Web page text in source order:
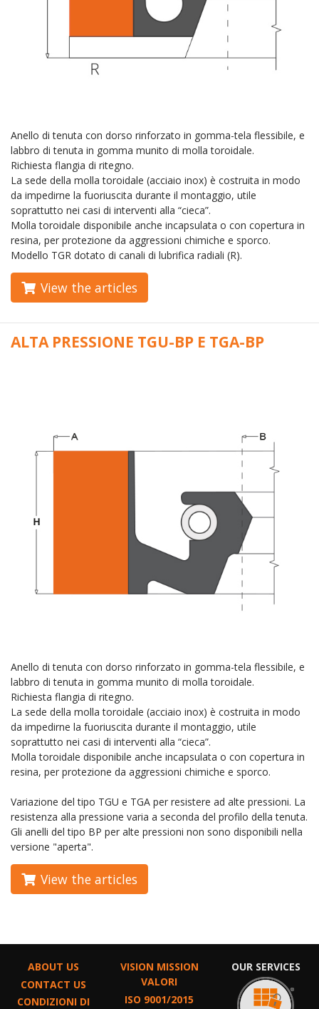
Anello di tenuta con dorso rinforzato in gomma-tela flessibile, e
labbro di tenuta in gomma munito di molla toroidale.
Richiesta flangia di ritegno.
La sede della molla toroidale (acciaio inox) è costruita in modo
da impedirne la fuoriuscita durante il montaggio, utile
soprattutto nei casi di interventi alla “cieca”.
Molla toroidale disponibile anche incapsulata o con copertura in
resina, per protezione da aggressioni chimiche e sporco.
Modello TGR dotato di canali di lubrifica radiali (R).
View the articles
ALTA PRESSIONE TGU-BP E TGA-BP
Anello di tenuta con dorso rinforzato in gomma-tela flessibile, e
labbro di tenuta in gomma munito di molla toroidale.
Richiesta flangia di ritegno.
La sede della molla toroidale (acciaio inox) è costruita in modo
da impedirne la fuoriuscita durante il montaggio, utile
soprattutto nei casi di interventi alla “cieca”.
Molla toroidale disponibile anche incapsulata o con copertura in
resina, per protezione da aggressioni chimiche e sporco.
Variazione del tipo TGU e TGA per resistere ad alte pressioni. La
resistenza alla pressione varia a seconda del profilo della tenuta.
Gli anelli del tipo BP per alte pressioni non sono disponibili nella
versione "aperta".
View the articles
ABOUT US
CONTACT US
CONDIZIONI DI
VISION MISSION
VALORI
ISO 9001/2015
OUR SERVICES